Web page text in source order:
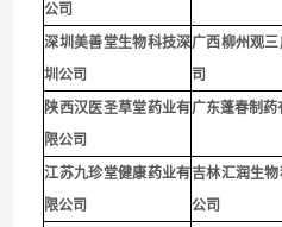
公司
深圳 美善堂生物科技深
圳公司
广西柳州观
司
陕西汉医圣草堂药业有
限公司
广东蓬春制药
江苏九珍堂健康药业有
限公司
吉林汇润生
公司